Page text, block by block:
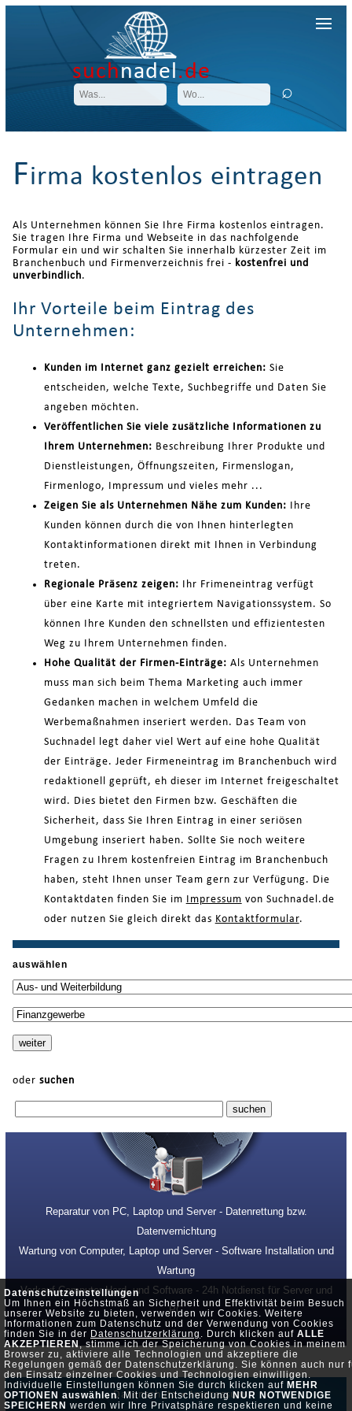
Datenschutzeinstellungen
Um Ihnen ein Höchstmaß an Sicherheit und Effektivität beim Besuch
unserer Website zu bieten, verwenden wir Cookies. Weitere
Informationen zum Datenschutz und der Verwendung von Cookies
finden Sie in der Datenschutzerklärung . Durch klicken auf ALLE
AKZEPTIEREN, stimme ich der Speicherung von Cookies in meinem
Browser zu, aktiviere alle Technologien und akzeptiere die
Regelungen gemäß der Datenschutzerklärung. Sie können auch nur
den Einsatz einzelner Cookies und Technologien einwilligen.
Individuelle Einstellungen können Sie durch klicken auf MEHR
OPTIONEN auswählen. Mit der EntscheidungNUR NOTWENDIGE
SPEICHERN werden wir Ihre Privatsphäre respektieren und keine
suchnadel.de
Firma kostenlos eintragen
Als Unternehmen können Sie Ihre Firma kostenlos eintragen.
Sie tragen Ihre Firma und Webseite in das nachfolgende
Formular ein und wir schalten Sie innerhalb kürzester Zeit im
Branchenbuch und Firmenverzeichnis frei - kostenfrei und
unverbindlich.
Ihr Vorteile beim Eintrag des
Unternehmen:
Kunden im Internet ganz gezielt erreichen: Sie
entscheiden, welche Texte, Suchbegriffe und Daten Sie
angeben möchten.
Veröffentlichen Sie viele zusätzliche Informationen zu
Ihrem Unternehmen: Beschreibung Ihrer Produkte und
Dienstleistungen, Öffnungszeiten, Firmenslogan,
Firmenlogo, Impressum und vieles mehr ...
Zeigen Sie als Unternehmen Nähe zum Kunden: Ihre
Kunden können durch die von Ihnen hinterlegten
Kontaktinformationen direkt mit Ihnen in Verbindung
treten.
Regionale Präsenz zeigen: Ihr Frimeneintrag verfügt
über eine Karte mit integriertem Navigationssystem. So
können Ihre Kunden den schnellsten und effizientesten
Weg zu Ihrem Unternehmen finden.
Hohe Qualität der Firmen-Einträge: Als Unternehmen
muss man sich beim Thema Marketing auch immer
Gedanken machen in welchem Umfeld die
Werbemaßnahmen inseriert werden. Das Team von
Suchnadel legt daher viel Wert auf eine hohe Qualität
der Einträge. Jeder Firmeneintrag im Branchenbuch wird
redaktionell geprüft, eh dieser im Internet freigeschaltet
wird. Dies bietet den Firmen bzw. Geschäften die
Sicherheit, dass Sie Ihren Eintrag in einer seriösen
Umgebung inseriert haben. Sollte Sie noch weitere
Fragen zu Ihrem kostenfreien Eintrag im Branchenbuch
haben, steht Ihnen unser Team gern zur Verfügung. Die
Kontaktdaten finden Sie im
Impressum von Suchnadel.de
oder nutzen Sie gleich direkt das Kontaktformular.
auswählen
oder suchen
Reparatur von PC, Laptop und Server - Datenrettung bzw.
Datenvernichtung
Wartung von Computer, Laptop und Server - Software Installation und
Wartung
Verkauf Computer Hard- und Software - 24h Notdienst für Server und
PC
Datenschutz •Impressum